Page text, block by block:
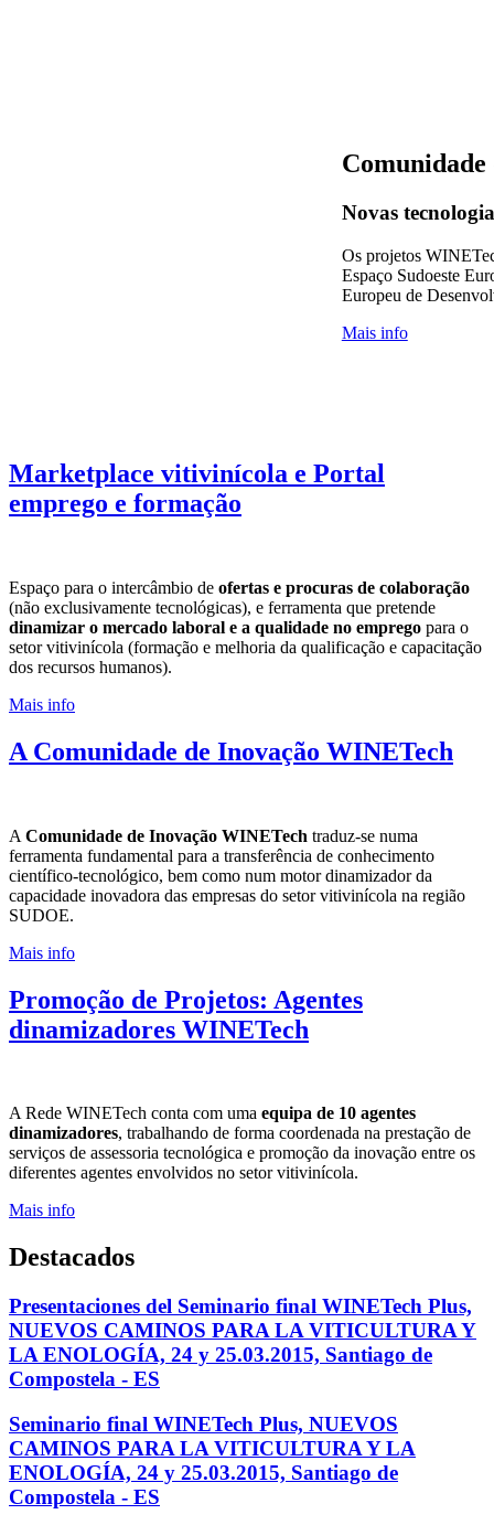
Novas
Os projetos
Espaço Sudoeste
Europeu de
Mais info
Novas
Comunidade
Marketplace vitivinícola e Portal
emprego e formação
Espaço para o intercâmbio de ofertas e procuras de colaboração
(não exclusivamente tecnológicas), e ferramenta que pretende
dinamizar o mercado laboral e a qualidade no emprego para o
setor vitivinícola (formação e melhoria da qualificação e capacitação
dos recursos humanos).
Mais info
A Comunidade de Inovação WINETech
A Comunidade de Inovação WINETech traduz-se numa
ferramenta fundamental para a transferência de conhecimento
científico-tecnológico, bem como num motor dinamizador da
capacidade inovadora das empresas do setor vitivinícola na região
SUDOE.
Mais info
Promoção de Projetos: Agentes
dinamizadores WINETech
A Rede WINETech conta com uma equipa de 10 agentes
dinamizadores, trabalhando de forma coordenada na prestação de
serviços de assessoria tecnológica e promoção da inovação entre os
diferentes agentes envolvidos no setor vitivinícola.
Mais info
Destacados
Presentaciones del Seminario final WINETech Plus,
NUEVOS CAMINOS PARA LA VITICULTURA Y
LA ENOLOGÍA, 24 y 25.03.2015, Santiago de
Compostela - ES
Seminario final WINETech Plus, NUEVOS
CAMINOS PARA LA VITICULTURA Y LA
ENOLOGÍA, 24 y 25.03.2015, Santiago de
Compostela - ES